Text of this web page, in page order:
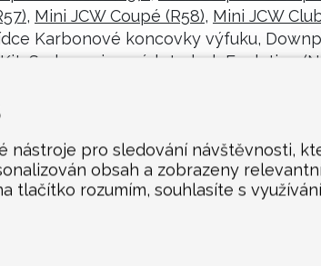
, Mini JCW Coupé (R58), Mini JCW
Karbonové koncovky výfuku,
Sada spojovacích trubek Evolution
nástroje pro sledování návštěvnosti,
obsah a zobrazeny
tlačítko rozumím, souhlasíte s